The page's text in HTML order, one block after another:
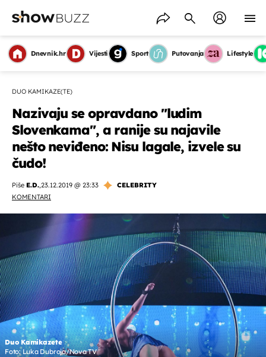
Dnevnik.hr Vijesti Sport Putovanja Lifestyle
DUO KAMIKAZE(TE)
Nazivaju se opravdano "ludim
Slovenkama", a ranije su najavile
nešto neviđeno: Nisu lagale, izvele su
čudo!
Piše E.D.,23.12.2019 @ 23:33
CELEBRITY
KOMENTARI
Duo Kamikazete
Foto: Luka Dubroja/Nova TV
OMOGUĆI OBAVIJESTI